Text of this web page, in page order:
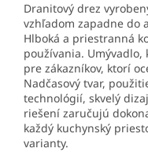
Dranitový drez
vzhľadom zapadne do
Hlboká a priestranná
používania.
pre zákazníkov, ktorí
Nadčasový tvar,
technológií, skvelý
riešení zaručujú
každý kuchynský
varianty.